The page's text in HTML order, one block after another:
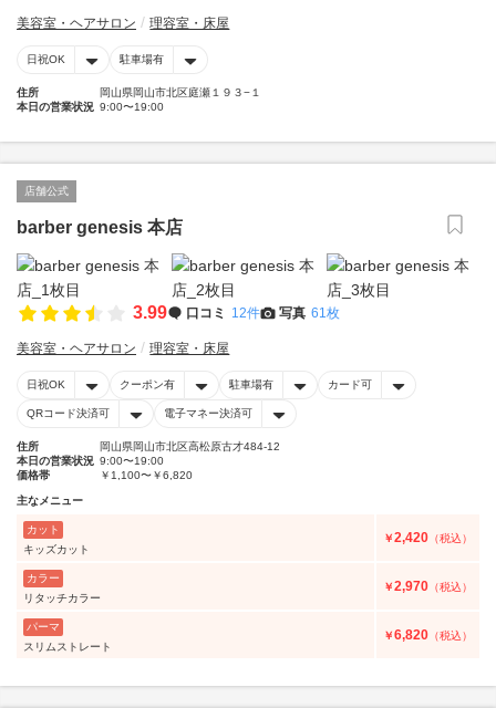
美容室・ヘアサロン 理容室・床屋
日祝OK 駐車場有
住所
岡山県岡山市北区庭瀬１９３−１
本日の営業状況 9:00〜19:00
店舗公式
barber genesis 本店
3.99 口コミ 12件 写真 61枚
美容室・ヘアサロン 理容室・床屋
日祝OK クーポン有 駐車場有 カード可
QRコード決済可 電子マネー決済可
住所
岡山県岡山市北区高松原古才484-12
本日の営業状況 9:00〜19:00
価格帯
￥1,100〜￥6,820
主なメニュー
カット
キッズカット
￥2,420 （税込）
カラー
リタッチカラー
￥2,970 （税込）
パーマ
スリムストレート
￥6,820 （税込）